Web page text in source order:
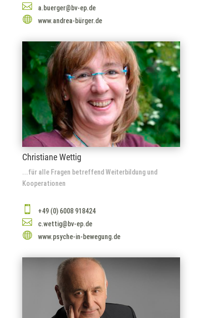
 a.buerger@bv-ep.de
 www.andrea-bürger.de
Christiane Wettig
...für alle Fragen betreffend Weiterbildung und
Kooperationen
 +49 (0) 6008 918424
 c.wettig@bv-ep.de
 www.psyche-in-bewegung.de